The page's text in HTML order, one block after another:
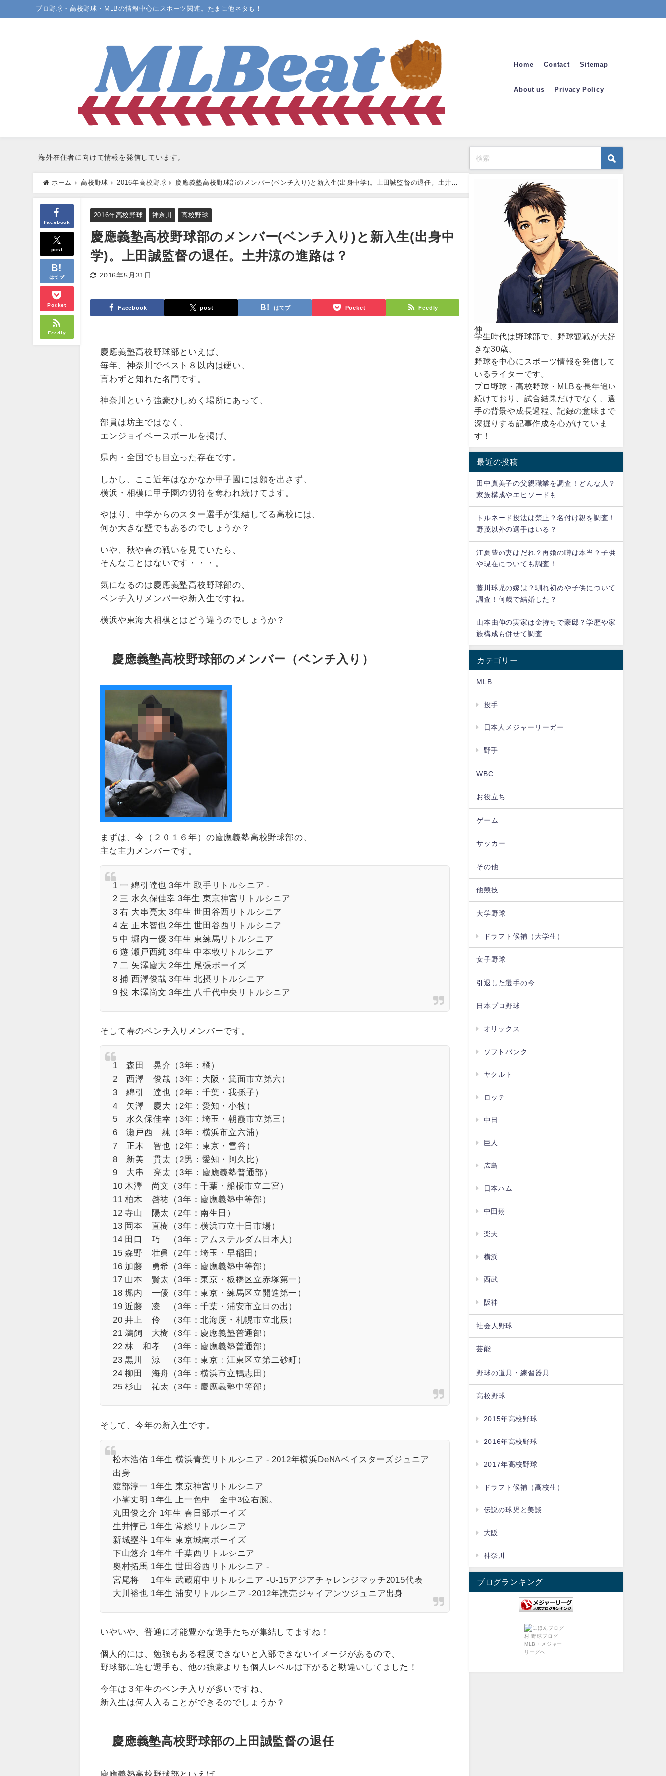
プロ野球・高校野球・MLBの情報中心にスポーツ関連。たまに他ネタも！
Home Contact Sitemap
About us Privacy Policy
海外在住者に向けて情報を発信しています。
ホーム 高校野球 2016年高校野球
慶應義塾高校野球部のメンバー(ベンチ入り)と新入生(出身中学)。上田誠監督の退任。土井涼
の進路は？
Facebook
post
はてブ
Pocket
Feedly
2016年高校野球 神奈川 高校野球
慶應義塾高校野球部のメンバー(ベンチ入り)と新入生(出身中
学)。上田誠監督の退任。土井涼の進路は？
2016年5月31日
Facebook post はてブ Pocket Feedly
慶應義塾高校野球部といえば、
毎年、神奈川でベスト８以内は硬い、
言わずと知れた名門です。
神奈川という強豪ひしめく場所にあって、
部員は坊主ではなく、
エンジョイベースボールを掲げ、
県内・全国でも目立った存在です。
しかし、ここ近年はなかなか甲子園には顔を出さず、
横浜・相模に甲子園の切符を奪われ続けてます。
やはり、中学からのスター選手が集結してる高校には、
何か大きな壁でもあるのでしょうか？
いや、秋や春の戦いを見ていたら、
そんなことはないです・・・。
気になるのは慶應義塾高校野球部の、
ベンチ入りメンバーや新入生ですね。
横浜や東海大相模とはどう違うのでしょうか？
慶應義塾高校野球部のメンバー（ベンチ入り）
まずは、今（２０１６年）の慶應義塾高校野球部の、
主な主力メンバーです。
1 一 綿引達也 3年生 取手リトルシニア -
2 三 水久保佳幸 3年生 東京神宮リトルシニア
3 右 大串亮太 3年生 世田谷西リトルシニア
4 左 正木智也 2年生 世田谷西リトルシニア
5 中 堀内一優 3年生 東練馬リトルシニア
6 遊 瀬戸西純 3年生 中本牧リトルシニア
7 二 矢澤慶大 2年生 尾張ボーイズ
8 捕 西澤俊哉 3年生 北摂リトルシニア
9 投 木澤尚文 3年生 八千代中央リトルシニア
そして春のベンチ入りメンバーです。
1 森田 晃介（3年：橘）
2 西澤 俊哉（3年：大阪・箕面市立第六）
3 綿引 達也（2年：千葉・我孫子）
4 矢澤 慶大（2年：愛知・小牧）
5 水久保佳幸（3年：埼玉・朝霞市立第三）
6 瀬戸西 純（3年：横浜市立六浦）
7 正木 智也（2年：東京・雪谷）
8 新美 貫太（2男：愛知・阿久比）
9 大串 亮太（3年：慶應義塾普通部）
10 木澤 尚文（3年：千葉・船橋市立二宮）
11 柏木 啓祐（3年：慶應義塾中等部）
12 寺山 陽太（2年：南生田）
13 岡本 直樹（3年：横浜市立十日市場）
14 田口 巧 （3年：アムステルダム日本人）
15 森野 壮眞（2年：埼玉・早稲田）
16 加藤 勇希（3年：慶應義塾中等部）
17 山本 賢太（3年：東京・板橋区立赤塚第一）
18 堀内 一優（3年：東京・練馬区立開進第一）
19 近藤 凌 （3年：千葉・浦安市立日の出）
20 井上 伶 （3年：北海度・札幌市立北辰）
21 鵜飼 大樹（3年：慶應義塾普通部）
22 林 和孝 （3年：慶應義塾普通部）
23 黒川 涼 （3年：東京：江東区立第二砂町）
24 柳田 海舟（3年：横浜市立鴨志田）
25 杉山 祐太（3年：慶應義塾中等部）
そして、今年の新入生です。
松本浩佑 1年生 横浜青葉リトルシニア - 2012年横浜DeNAベイスターズジュニア
出身
渡部淳一 1年生 東京神宮リトルシニア
小峯丈明 1年生 上一色中 全中3位右腕。
丸田俊之介 1年生 春日部ボーイズ
生井惇己 1年生 常総リトルシニア
新城塁斗 1年生 東京城南ボーイズ
下山悠介 1年生 千葉西リトルシニア
奥村拓馬 1年生 世田谷西リトルシニア -
宮尾将 1年生 武蔵府中リトルシニア -U-15アジアチャレンジマッチ2015代表
大川裕也 1年生 浦安リトルシニア -2012年読売ジャイアンツジュニア出身
いやいや、普通に才能豊かな選手たちが集結してますね！
個人的には、勉強もある程度できないと入部できないイメージがあるので、
野球部に進む選手も、他の強豪よりも個人レベルは下がると勘違いしてました！
今年は３年生のベンチ入りが多いですね、
新入生は何人入ることができるのでしょうか？
慶應義塾高校野球部の上田誠監督の退任
慶應義塾高校野球部といえば、
伸
学生時代は野球部で、野球観戦が大好
きな30歳。
野球を中心にスポーツ情報を発信して
いるライターです。
プロ野球・高校野球・MLBを長年追い
続けており、試合結果だけでなく、選
手の背景や成長過程、記録の意味まで
深掘りする記事作成を心がけていま
す！
最近の投稿
田中真美子の父親職業を調査！どんな人？
家族構成やエピソードも
トルネード投法は禁止？名付け親を調査！
野茂以外の選手はいる？
江夏豊の妻はだれ？再婚の噂は本当？子供
や現在についても調査！
藤川球児の嫁は？馴れ初めや子供について
調査！何歳で結婚した？
山本由伸の実家は金持ちで豪邸？学歴や家
族構成も併せて調査
カテゴリー
MLB
投手
日本人メジャーリーガー
野手
WBC
お役立ち
ゲーム
サッカー
その他
他競技
大学野球
ドラフト候補（大学生）
女子野球
引退した選手の今
日本プロ野球
オリックス
ソフトバンク
ヤクルト
ロッテ
中日
巨人
広島
日本ハム
中田翔
楽天
横浜
西武
阪神
社会人野球
芸能
野球の道具・練習器具
高校野球
2015年高校野球
2016年高校野球
2017年高校野球
ドラフト候補（高校生）
伝説の球児と美談
大阪
神奈川
ブログランキング